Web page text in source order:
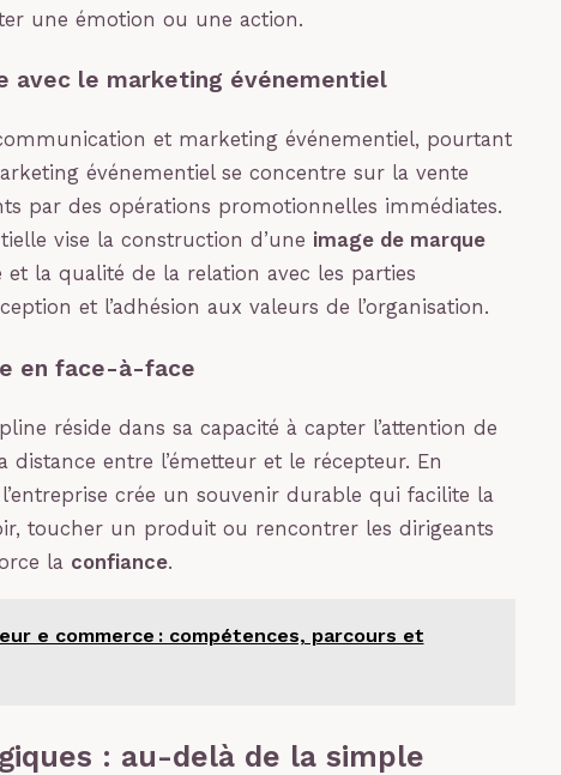
une émotion ou une action.
avec le marketing événementiel
et marketing événementiel, pourtant
événementiel se concentre sur la vente
par des opérations promotionnelles immédiates.
vise la construction d’une image de marque
la qualité de la relation avec les parties
et l’adhésion aux valeurs de l’organisation.
en face-à-face
réside dans sa capacité à capter l’attention de
distance entre l’émetteur et le récepteur. En
crée un souvenir durable qui facilite la
toucher un produit ou rencontrer les dirigeants
la confiance.
e commerce : compétences, parcours et
: au-delà de la simple